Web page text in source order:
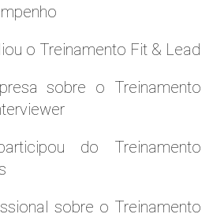
o Treinamento Fit & Lead
sobre o Treinamento
do Treinamento
sobre o Treinamento